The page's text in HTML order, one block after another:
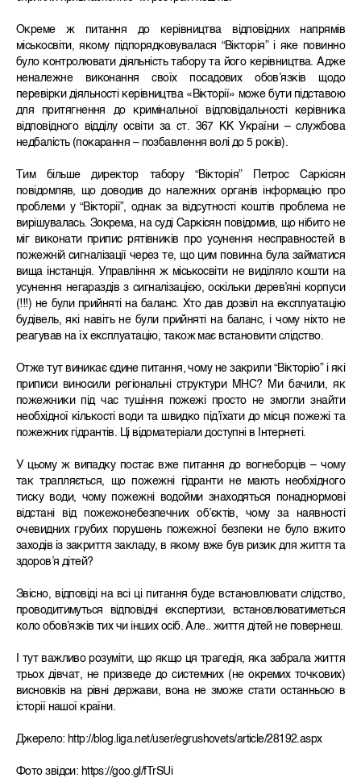
Окреме ж питання до керівництва відповідних напрямів
міськосвіти, якому підпорядковувалася “Вікторія” і яке повинно
було контролювати діяльність табору та його керівництва. Адже
неналежне виконання своїх посадових обов’язків щодо
перевірки діяльності керівництва «Вікторії» може бути підставою
для притягнення до кримінальної відповідальності керівника
відповідного відділу освіти за ст. 367 КК України – службова
недбалість (покарання – позбавлення волі до 5 років).
Тим більше директор табору “Вікторія” Петрос Саркісян
повідомляв, що доводив до належних органів інформацію про
проблеми у “Вікторії”, однак за відсутності коштів проблема не
вирішувалась. Зокрема, на суді Саркісян повідомив, що нібито не
міг виконати припис рятівників про усунення несправностей в
пожежній сигналізації через те, що цим повинна була займатися
вища інстанція. Управління ж міськосвіти не виділяло кошти на
усунення негараздів з сигналізацією, оскільки дерев’яні корпуси
(!!!) не були прийняті на баланс. Хто дав дозвіл на експлуатацію
будівель, які навіть не були прийняті на баланс, і чому ніхто не
реагував на їх експлуатацію, також має встановити слідство.
Отже тут виникає єдине питання, чому не закрили “Вікторію” і які
приписи виносили регіональні структури МНС? Ми бачили, як
пожежники під час тушіння пожежі просто не змогли знайти
необхідної кількості води та швидко під’їхати до місця пожежі та
пожежних гідрантів. Ці відоматеріали доступні в Інтернеті.
У цьому ж випадку постає вже питання до вогнеборців – чому
так трапляється, що пожежні гідранти не мають необхідного
тиску води, чому пожежні водойми знаходяться понаднормові
відстані від пожежонебезпечних об’єктів, чому за наявності
очевидних грубих порушень пожежної безпеки не було вжито
заходів із закриття закладу, в якому вже був ризик для життя та
здоров’я дітей?
Звісно, відповіді на всі ці питання буде встановлювати слідство,
проводитимуться відповідні експертизи, встановлюватиметься
коло обов’язків тих чи інших осіб. Але.. життя дітей не повернеш.
І тут важливо розуміти, що якщо ця трагедія, яка забрала життя
трьох дівчат, не призведе до системних (не окремих точкових)
висновків на рівні держави, вона не зможе стати останньою в
історії нашої країни.
Джерело: http://blog.liga.net/user/egrushovets/article/28192.aspx
Фото звідси: https://goo.gl/fTrSUi